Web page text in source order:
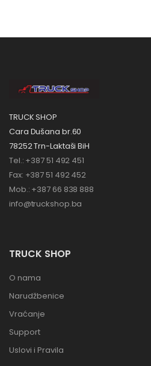
TRUCK SHOP
Cara Dušana br.60
78252 Trn-Laktaši BiH
Tel.: +387 51 492 451
Fax: +387 51 492 452
Mob.: +387 66 838 888
info@truckshop.ba
TRUCK SHOP
O nama
Narudžbenice
Vraćanje
Support
Uslovi i Pravila